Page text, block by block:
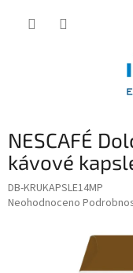
NESCAFÉ
kávové
DB-KRUKAPSLE14MP
Průměrné
Neohodnoceno